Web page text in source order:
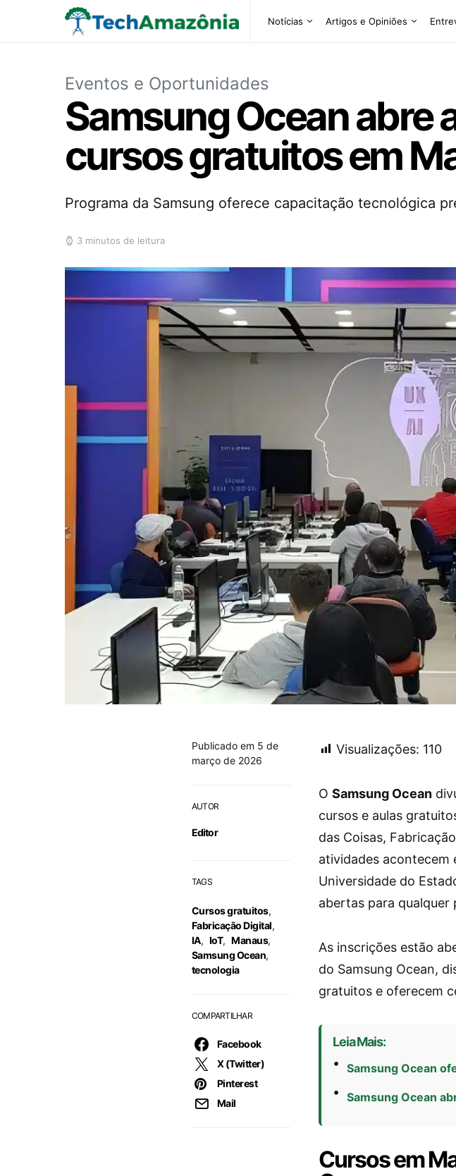
Notícias Artigos e Opiniões
Eventos e Oportunidades
Samsung Ocean abre
cursos gratuitos em
Programa da Samsung oferece capacitação tecnológica
3 minutos de leitura
Publicado em 5 de
março de 2026
AUTOR
Editor
TAGS
Cursos gratuitos,
Fabricação Digital,
IA, IoT, Manaus,
Samsung Ocean,
tecnologia
COMPARTILHAR
Facebook
X (Twitter)
Pinterest
Mail
Visualizações: 110
O Samsung Ocean
cursos e aulas
das Coisas,
atividades acontecem
Universidade do
abertas para qualquer
As inscrições estão
do Samsung Ocean,
gratuitos e oferecem
Leia Mais:
Samsung Ocean
Samsung Ocean
Cursos em